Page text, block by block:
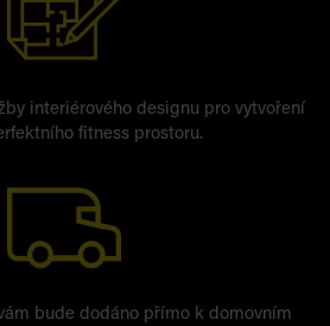
interiérového designu pro vytvoření
fitness prostoru.
bude dodáno přímo k domovním